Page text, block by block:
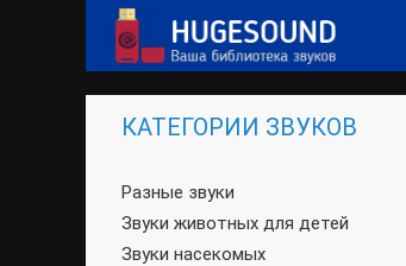
КАТЕГОРИИ ЗВУКОВ
Разные звуки
Звуки животных для детей
Звуки насекомых